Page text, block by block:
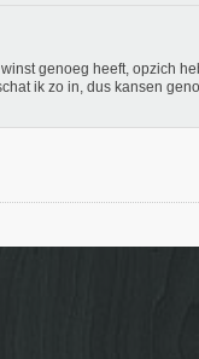
genoeg heeft, opzich
ik zo in, dus kansen